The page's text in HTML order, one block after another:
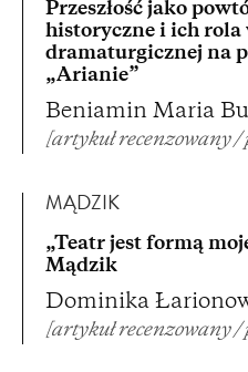
Przeszłość jako
historyczne i ich rola
dramaturgicznej na
„Arianie”
Beniamin Maria
[artykuł recenzowany /
MĄDZIK
„Teatr jest formą
Mądzik
Dominika
[artykuł recenzowany /